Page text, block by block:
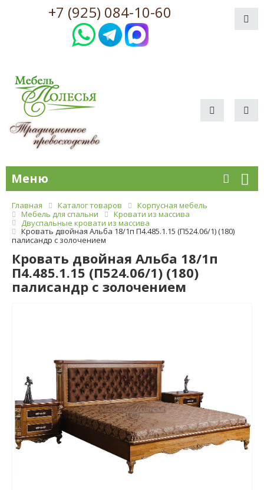
+7 (925) 084-10-60
Меню
Главная Каталог товаров
Корпусная мебель
Мебель для спальни
Кровати из массива
Двуспальные кровати из массива
Кровать двойная Альба 18/1п П4.485.1.15 (П524.06/1) (180)
палисандр с золочением
Кровать двойная Альба 18/1п
П4.485.1.15 (П524.06/1) (180)
палисандр с золочением